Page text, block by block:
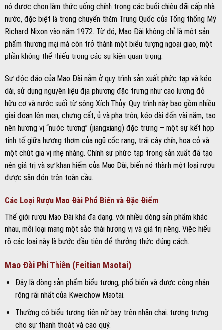
nó được chọn làm thức uống chính trong các buổi chiêu đãi cấp nhà
nước, đặc biệt là trong chuyến thăm Trung Quốc của Tổng thống Mỹ
Richard Nixon vào năm 1972. Từ đó, Mao Đài không chỉ là một sản
phẩm thương mại mà còn trở thành một biểu tượng ngoại giao, một
phần không thể thiếu trong các sự kiện quan trọng.
Sự độc đáo của Mao Đài nằm ở quy trình sản xuất phức tạp và kéo
dài, sử dụng nguyên liệu địa phương đặc trưng như cao lương đỏ
hữu cơ và nước suối từ sông Xích Thủy. Quy trình này bao gồm nhiều
giai đoạn lên men, chưng cất, ủ và pha trộn, kéo dài đến vài năm, tạo
nên hương vị “nước tương” (jiangxiang) đặc trưng – một sự kết hợp
tinh tế giữa hương thơm của ngũ cốc rang, trái cây chín, hoa cỏ và
một chút gia vị nhẹ nhàng. Chính sự phức tạp trong sản xuất đã tạo
nên giá trị và sự khan hiếm của Mao Đài, biến nó thành một loại rượu
được săn đón trên toàn cầu.
Các Loại Rượu Mao Đài Phổ Biến và Đặc Điểm
Thế giới rượu Mao Đài khá đa dạng, với nhiều dòng sản phẩm khác
nhau, mỗi loại mang một sắc thái hương vị và giá trị riêng. Việc hiểu
rõ các loại này là bước đầu tiên để thưởng thức đúng cách.
Mao Đài Phi Thiên (Feitian Maotai)
Đây là dòng sản phẩm biểu tượng, phổ biến và được công nhận
rộng rãi nhất của Kweichow Maotai.
Thường có biểu tượng tiên nữ bay trên nhãn chai, tượng trưng
cho sự thanh thoát và cao quý.